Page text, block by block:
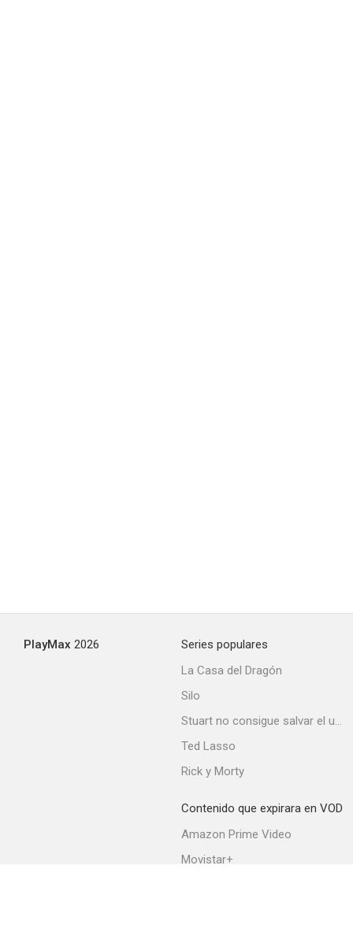
PlayMax 2026
Series populares
La Casa del Dragón
Silo
Stuart no consigue salvar el universo
Ted Lasso
Rick y Morty
Contenido que expirara en VOD
Amazon Prime Video
Movistar+